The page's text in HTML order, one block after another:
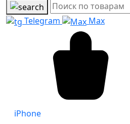
Telegram
Max
iPhone